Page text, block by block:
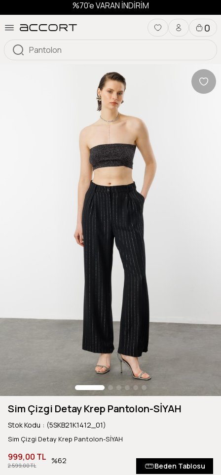
%70'e VARAN İNDİRİM
0
Sim Çizgi Detay Krep Pantolon-SİYAH
Stok Kodu (5SKB21K1412_01)
Sim Çizgi Detay Krep Pantolon-SİYAH
2.599,00 TL
999,00 TL 62
Beden Tablosu